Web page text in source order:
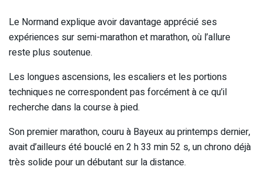
Le Normand explique avoir davantage apprécié ses
expériences sur semi-marathon et marathon, où l’allure
reste plus soutenue.
Les longues ascensions, les escaliers et les portions
techniques ne correspondent pas forcément à ce qu’il
recherche dans la course à pied.
Son premier marathon, couru à Bayeux au printemps dernier,
avait d’ailleurs été bouclé en 2 h 33 min 52 s, un chrono déjà
très solide pour un débutant sur la distance.